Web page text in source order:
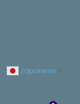
Japanese ▼